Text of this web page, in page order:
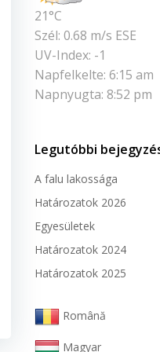
21°C
Szél: 0.68 m/s ESE
UV-Index: -1
Napfelkelte: 6:15 am
Napnyugta: 8:52 pm
Legutóbbi
A falu lakossága
Határozatok 2026
Egyesületek
Határozatok 2024
Határozatok 2025
Română
Magyar